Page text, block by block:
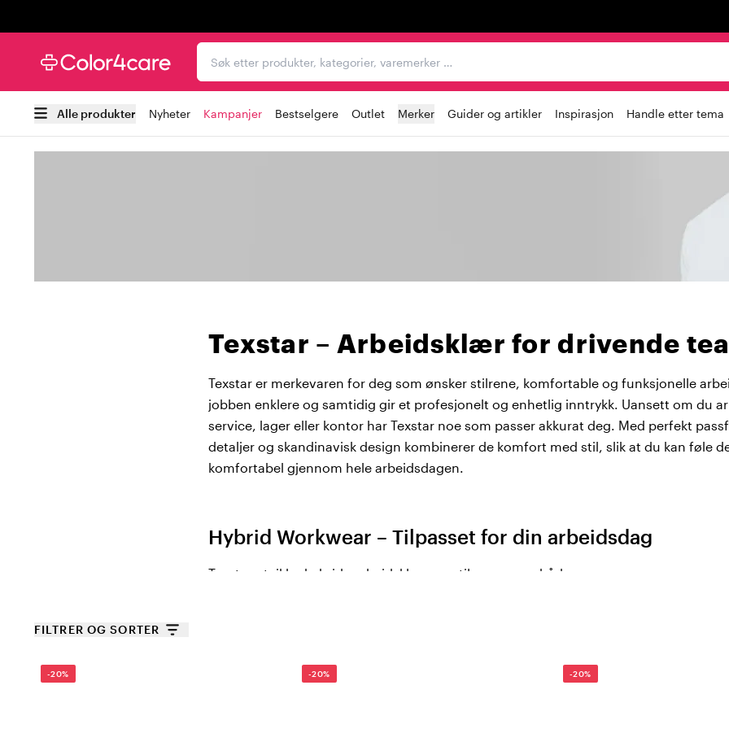
Søk etter produkter, kategorier, varemerker …
Alle produkter Nyheter Kampanjer Bestselgere Outlet Merker Guider og artikler Inspirasjon Handle etter tema
Texstar – Arbeidsklær for drivende
Texstar er merkevaren for deg som ønsker stilrene, komfortable og funksjonelle
jobben enklere og samtidig gir et profesjonelt og enhetlig inntrykk. Uansett om du
service, lager eller kontor har Texstar noe som passer akkurat deg. Med perfekt
detaljer og skandinavisk design kombinerer de komfort med stil, slik at du kan føle
komfortabel gjennom hele arbeidsdagen.
Hybrid Workwear – Tilpasset for din arbeidsdag
Texstar utvikler hybride arbeidsklær som tilpasser seg både oppgaven og personen
Hvorfor velge Texstar?
FILTRER OG SORTER
-20% -20% -20%